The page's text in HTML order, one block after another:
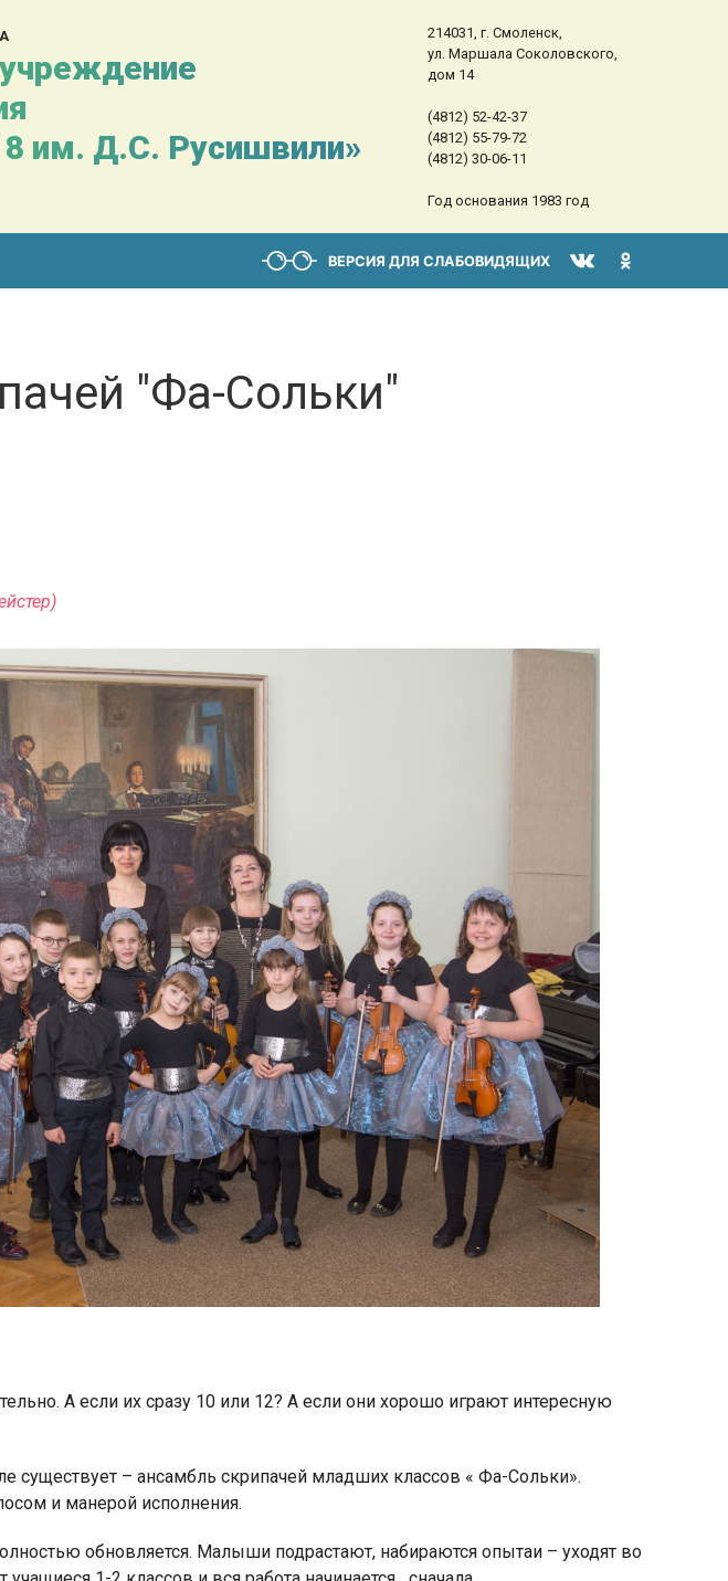
им. Д.С. Русишвили»
214031, г. Смоленск,
ул. Маршала Соколовского,
дом 14
(4812) 52-42-37
(4812) 55-79-72
(4812) 30-06-11
Год основания 1983 год
ВЕРСИЯ ДЛЯ СЛАБОВИДЯЩИХ
1-5 июня, Летняя
творческая мастерская
"Фа-Сольки"
А если их сразу 10 или 12? А если они хорошо играют интересную
существует – ансамбль скрипачей младших классов « Фа-Сольки».
и манерой исполнения.
обновляется. Малыши подрастают, набираются опытаи – уходят во